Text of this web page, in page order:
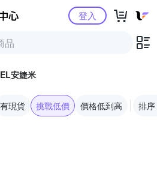
Yahoo購物中心登入
安婕米
有現貨 挑戰低價 價格低到高 排序